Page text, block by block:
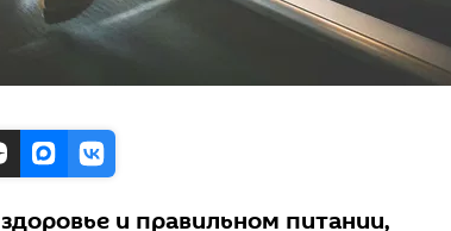
и правильном питании,